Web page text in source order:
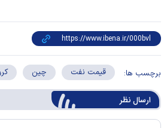
برچسب ها: قیمت نفت چین
ارسال‌ نظر